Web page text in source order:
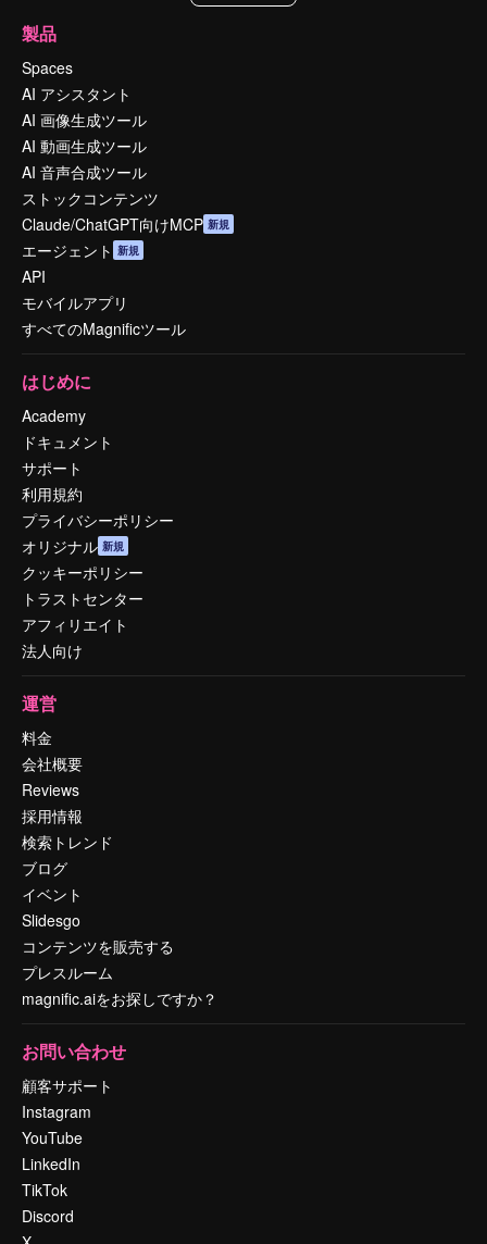
製品
Spaces
AI アシスタント
AI 画像生成ツール
AI 動画生成ツール
AI 音声合成ツール
ストックコンテンツ
Claude/ChatGPT向けMCP 新規
エージェント 新規
API
モバイルアプリ
すべてのMagnificツール
はじめに
Academy
ドキュメント
サポート
利用規約
プライバシーポリシー
オリジナル 新規
クッキーポリシー
トラストセンター
アフィリエイト
法人向け
運営
料金
会社概要
Reviews
採用情報
検索トレンド
ブログ
イベント
Slidesgo
コンテンツを販売する
プレスルーム
magnific.aiをお探しですか？
お問い合わせ
顧客サポート
Instagram
YouTube
LinkedIn
TikTok
Discord